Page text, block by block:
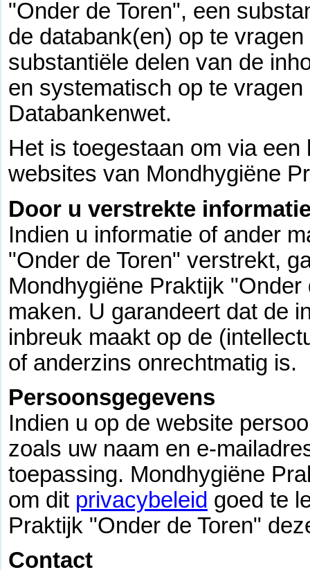
"Onder de Toren", een
de databank(en) op te
substantiële delen van de
en systematisch op te
Databankenwet.
Het is toegestaan om via
websites van Mondhygiëne
Door u verstrekte
Indien u informatie of ander
"Onder de Toren" verstrekt,
Mondhygiëne Praktijk
maken. U garandeert dat de
inbreuk maakt op de
of anderzins onrechtmatig is.
Persoonsgegevens
Indien u op de website
zoals uw naam en e-
toepassing. Mondhygiëne
om dit privacybeleid goed te
Praktijk "Onder de Toren"
Contact